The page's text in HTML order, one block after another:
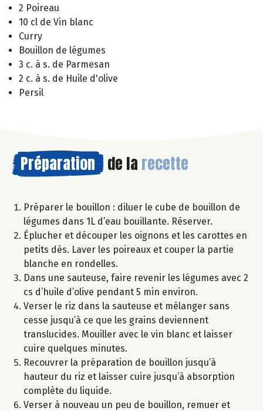
2 Poireau
10 cl de Vin blanc
Curry
Bouillon de légumes
3 c. à s. de Parmesan
2 c. à s. de Huile d'olive
Persil
Préparation de la recette
Préparer le bouillon : diluer le cube de bouillon de
légumes dans 1L d’eau bouillante. Réserver.
Éplucher et découper les oignons et les carottes en
petits dés. Laver les poireaux et couper la partie
blanche en rondelles.
Dans une sauteuse, faire revenir les légumes avec 2
cs d’huile d’olive pendant 5 min environ.
Verser le riz dans la sauteuse et mélanger sans
cesse jusqu’à ce que les grains deviennent
translucides. Mouiller avec le vin blanc et laisser
cuire quelques minutes.
Recouvrer la préparation de bouillon jusqu’à
hauteur du riz et laisser cuire jusqu’à absorption
complète du liquide.
Verser à nouveau un peu de bouillon, remuer et